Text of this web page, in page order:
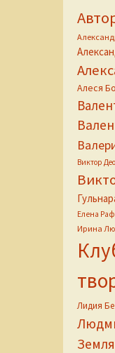
Алеся
Виктор
Елена
Ирина
Лидия